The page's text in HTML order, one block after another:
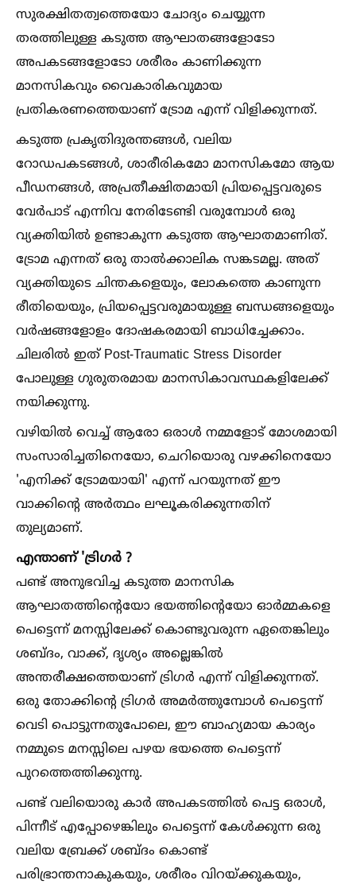
സുരക്ഷിതത്വത്തെയോ ചോദ്യം ചെയ്യുന്ന
തരത്തിലുള്ള കടുത്ത ആഘാതങ്ങളോടോ
അപകടങ്ങളോടോ ശരീരം കാണിക്കുന്ന
മാനസികവും വൈകാരികവുമായ
പ്രതികരണത്തെയാണ് ട്രോമ എന്ന് വിളിക്കുന്നത്.
കടുത്ത പ്രകൃതിദുരന്തങ്ങള്‍, വലിയ
റോഡപകടങ്ങള്‍, ശാരീരികമോ മാനസികമോ ആയ
പീഡനങ്ങള്‍, അപ്രതീക്ഷിതമായി പ്രിയപ്പെട്ടവരുടെ
വേർപാട് എന്നിവ നേരിടേണ്ടി വരുമ്പോള്‍ ഒരു
വ്യക്തിയില്‍ ഉണ്ടാകുന്ന കടുത്ത ആഘാതമാണിത്.
ട്രോമ എന്നത് ഒരു താല്‍ക്കാലിക സങ്കടമല്ല. അത്
വ്യക്തിയുടെ ചിന്തകളെയും, ലോകത്തെ കാണുന്ന
രീതിയെയും, പ്രിയപ്പെട്ടവരുമായുള്ള ബന്ധങ്ങളെയും
വർഷങ്ങളോളം ദോഷകരമായി ബാധിച്ചേക്കാം.
ചിലരില്‍ ഇത് Post-Traumatic Stress Disorder
പോലുള്ള ഗുരുതരമായ മാനസികാവസ്ഥകളിലേക്ക്
നയിക്കുന്നു.
വഴിയില്‍ വെച്ച്‌ ആരോ ഒരാള്‍ നമ്മളോട് മോശമായി
സംസാരിച്ചതിനെയോ, ചെറിയൊരു വഴക്കിനെയോ
'എനിക്ക് ട്രോമയായി' എന്ന് പറയുന്നത് ഈ
വാക്കിന്റെ അർത്ഥം ലഘൂകരിക്കുന്നതിന്
തുല്യമാണ്.
എന്താണ് 'ട്രിഗർ ?
പണ്ട് അനുഭവിച്ച കടുത്ത മാനസിക
ആഘാതത്തിന്റെയോ ഭയത്തിന്റെയോ ഓർമ്മകളെ
പെട്ടെന്ന് മനസ്സിലേക്ക് കൊണ്ടുവരുന്ന ഏതെങ്കിലും
ശബ്ദം, വാക്ക്, ദൃശ്യം അല്ലെങ്കില്‍
അന്തരീക്ഷത്തെയാണ് ട്രിഗർ എന്ന് വിളിക്കുന്നത്.
ഒരു തോക്കിന്റെ ട്രിഗർ അമർത്തുമ്പോള്‍ പെട്ടെന്ന്
വെടി പൊട്ടുന്നതുപോലെ, ഈ ബാഹ്യമായ കാര്യം
നമ്മുടെ മനസ്സിലെ പഴയ ഭയത്തെ പെട്ടെന്ന്
പുറത്തെത്തിക്കുന്നു.
പണ്ട് വലിയൊരു കാർ അപകടത്തില്‍ പെട്ട ഒരാള്‍,
പിന്നീട് എപ്പോഴെങ്കിലും പെട്ടെന്ന് കേള്‍ക്കുന്ന ഒരു
വലിയ ബ്രേക്ക് ശബ്ദം കൊണ്ട്
പരിഭ്രാന്തനാകുകയും, ശരീരം വിറയ്ക്കുകയും,